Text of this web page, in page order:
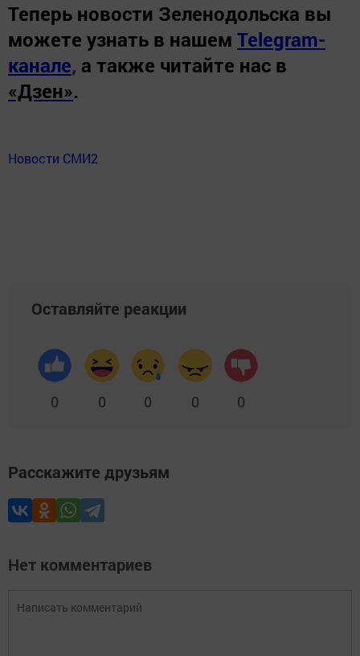
Теперь новости Зеленодольска вы
можете узнать в нашем Telegram-
канале, а также читайте нас в
«Дзен».
Новости СМИ2
Оставляйте реакции
0 0 0 0 0
Расскажите друзьям
Нет комментариев